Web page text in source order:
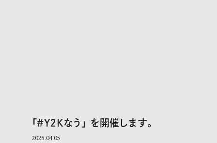
「＃Y2Kなう」 を開催します。
2025.04.05